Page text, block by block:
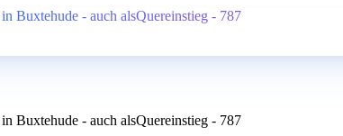
Buxtehude - auch alsQuereinstieg - 787
Buxtehude - auch alsQuereinstieg - 787